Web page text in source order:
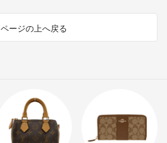
ページの上へ戻る